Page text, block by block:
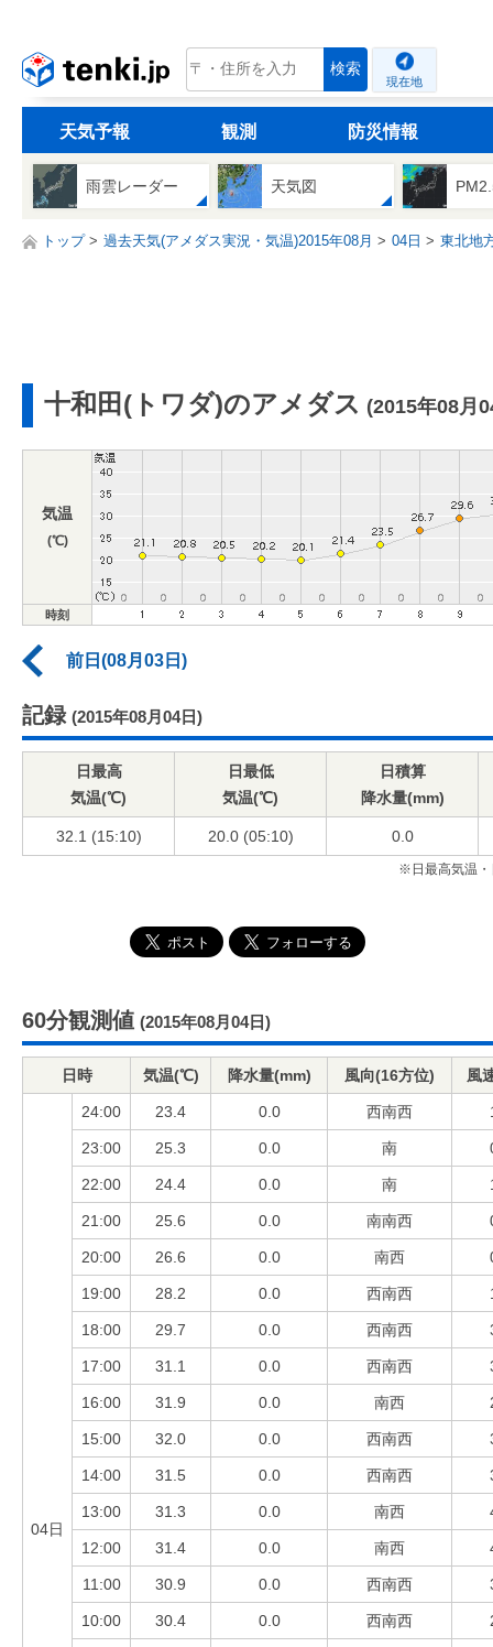
tenki.jp 検索
現在地
天気予報 観測 防災情報
雨雲レーダー 天気図
トップ 過去天気(アメダス実況・気温)2015年08月 04日 東北地
十和田(トワダ)のアメダス (2015年08月
気温
(℃)
時刻
前日(08月03日)
記録 (2015年08月04日)
日最高
気温(℃)
日最低
気温(℃)
日積算
降水量(mm)
32.1 (15:10) 20.0 (05:10) 0.0
※日最高気温・
60分観測値 (2015年08月04日)
日時 気温(℃) 降水量(mm) 風向(16方位) 風
04日
24:00 23.4 0.0 西南西
23:00 25.3 0.0 南
22:00 24.4 0.0 南
21:00 25.6 0.0 南南西
20:00 26.6 0.0 南西
19:00 28.2 0.0 西南西
18:00 29.7 0.0 西南西
17:00 31.1 0.0 西南西
16:00 31.9 0.0 南西
15:00 32.0 0.0 西南西
14:00 31.5 0.0 西南西
13:00 31.3 0.0 南西
12:00 31.4 0.0 南西
11:00 30.9 0.0 西南西
10:00 30.4 0.0 西南西